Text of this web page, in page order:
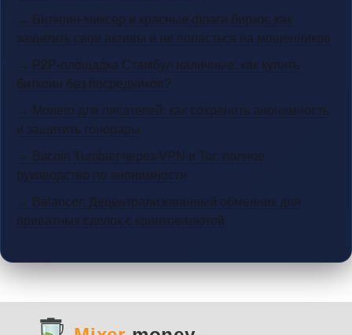
→ Биткоин-миксер и красные флаги биржи: как
защитить свои активы и не попасться на мошенников
→ P2P-площадка Стамбул наличные: как купить
биткоин без посредников?
→ Monero для писателей: как сохранить анонимность
и защитить гонорары
→ Bitcoin Tumbler через VPN и Tor: полное
руководство по анонимности
→ Balancer: Децентрализованный обменник для
приватных сделок с криптовалютой